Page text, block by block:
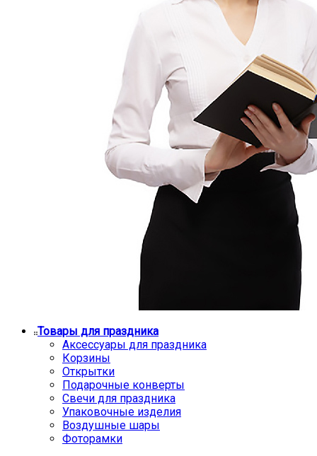
Товары для праздника
Аксессуары для праздника
Корзины
Открытки
Подарочные конверты
Свечи для праздника
Упаковочные изделия
Воздушные шары
Фоторамки